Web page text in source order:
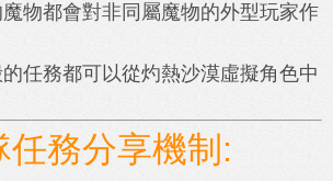
物都會對非同屬魔物的外型玩家作
任務都可以從灼熱沙漠虛擬角色中
任務分享機制: